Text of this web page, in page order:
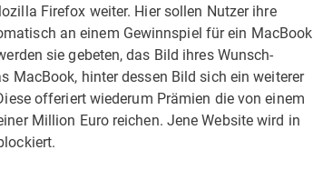
Firefox weiter. Hier sollen Nutzer ihre
an einem Gewinnspiel für ein MacBook
sie gebeten, das Bild ihres Wunsch-
MacBook, hinter dessen Bild sich ein weiterer
offeriert wiederum Prämien die von einem
Million Euro reichen. Jene Website wird in